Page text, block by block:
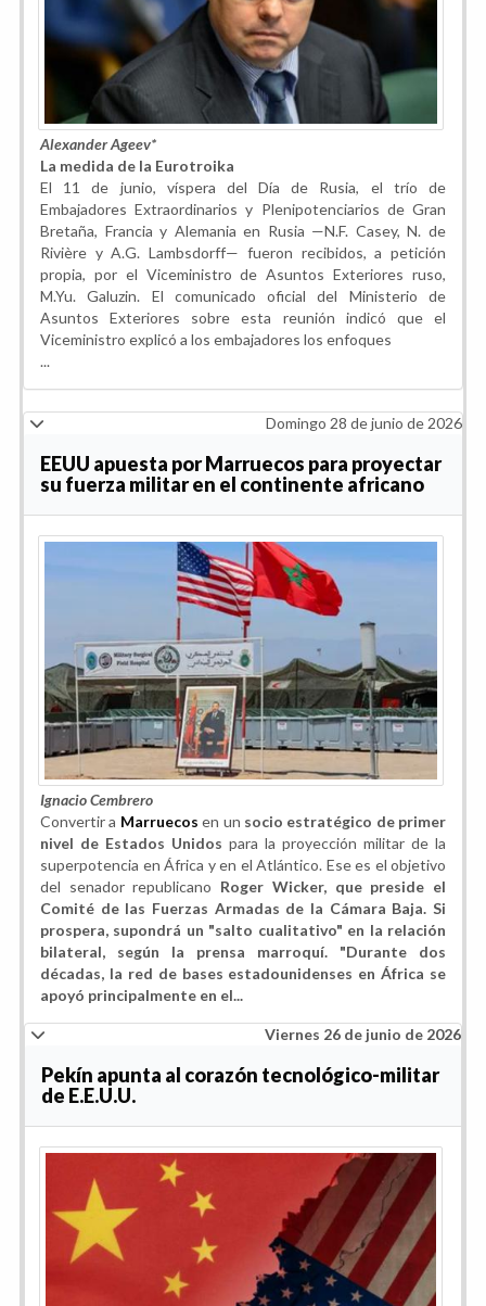
Alexander Ageev*
La medida de la Eurotroika
El 11 de junio, víspera del Día de Rusia, el trío de
Embajadores Extraordinarios y Plenipotenciarios de Gran
Bretaña, Francia y Alemania en Rusia —N.F. Casey, N. de
Rivière y A.G. Lambsdorff— fueron recibidos, a petición
propia, por el Viceministro de Asuntos Exteriores ruso,
M.Yu. Galuzin. El comunicado oficial del Ministerio de
Asuntos Exteriores sobre esta reunión indicó que el
Viceministro explicó a los embajadores los enfoques
...
Domingo 28 de junio de 2026
EEUU apuesta por Marruecos para proyectar
su fuerza militar en el continente africano
Ignacio Cembrero
Convertir a Marruecos en un socio estratégico de primer
nivel de Estados Unidos para la proyección militar de la
superpotencia en África y en el Atlántico. Ese es el objetivo
del senador republicano Roger Wicker, que preside el
Comité de las Fuerzas Armadas de la Cámara Baja. Si
prospera, supondrá un "salto cualitativo" en la relación
bilateral, según la prensa marroquí. "Durante dos
décadas, la red de bases estadounidenses en África se
apoyó principalmente en el...
Viernes 26 de junio de 2026
Pekín apunta al corazón tecnológico-militar
de E.E.U.U.